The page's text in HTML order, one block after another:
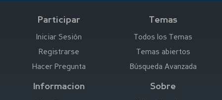
Participar
Iniciar Sesión
Registrarse
Hacer Pregunta
Temas
Todos los Temas
Temas abiertos
Búsqueda Avanzada
Informacion Sobre